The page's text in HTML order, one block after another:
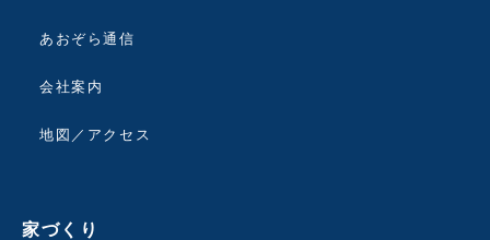
あおぞら通信
会社案内
地図／アクセス
家づくり